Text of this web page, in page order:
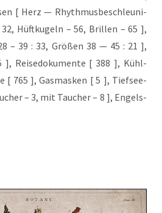
[ Herz — Rhyth­mus­be­schleu­ni­
Hüft­ku­geln – 56, Bril­len – 65 ],
– 39 : 33, Grö­ßen 38 — 45 : 21 ],
], Rei­se­do­ku­men­te [ 388 ], Kühl­
[ 765 ], Gas­mas­ken [ 5 ], Tief­see­
– 3, mit Tau­cher – 8 ], Engels­